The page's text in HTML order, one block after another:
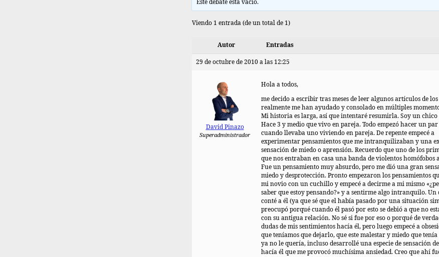
Este debate está vacío.
Viendo 1 entrada (de un total de 1)
Autor Entradas
29 de octubre de 2010 a las 12:25
David Pinazo
Superadministrador
Hola a todos,
me decido a escribir tras meses de leer algunos artículos de
realmente me han ayudado y consolado en múltiples
Mi historia es larga, así que intentaré resumirla. Soy un chico
Hace 3 y medio que vivo en pareja. Todo empezó hacer un par
cuando llevaba uno viviendo en pareja. De repente empecé a
experimentar pensamientos que me intranquilizaban y una
sensación de miedo o aprensión. Recuerdo que uno de los
que nos entraban en casa una banda de violentos homófobos
Fue un pensamiento muy absurdo, pero me dió una gran
miedo y desprotección. Pronto empezaron los pensamientos
mi novio con un cuchillo y empecé a decirme a mi mismo
saber que estoy pensando?» y a sentirme algo intranquilo. Un
conté a él (ya que sé que el había pasado por una situación
preocupó porqué cuando él pasó por esto se debió a que no
con su antigua relación. No sé si fue por eso o porqué de
dudas de mis sentimientos hacía él, pero luego empecé a
que teníamos que dejarlo, que este malestar y miedo que
ya no le quería, incluso desarrollé una especie de sensación
hacía él que me provocó muchísima ansiedad. Creo que ahí